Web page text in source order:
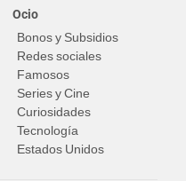
Ocio
Bonos y Subsidios
Redes sociales
Famosos
Series y Cine
Curiosidades
Tecnología
Estados Unidos